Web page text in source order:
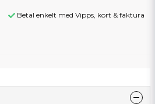
Betal enkelt med Vipps, kort & faktura